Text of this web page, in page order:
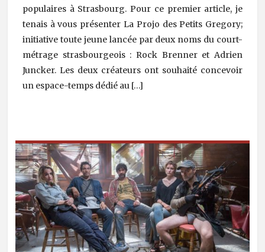
populaires à Strasbourg. Pour ce premier article, je
tenais à vous présenter La Projo des Petits Gregory;
initiative toute jeune lancée par deux noms du court-
métrage strasbourgeois : Rock Brenner et Adrien
Juncker. Les deux créateurs ont souhaité concevoir
un espace-temps dédié au […]